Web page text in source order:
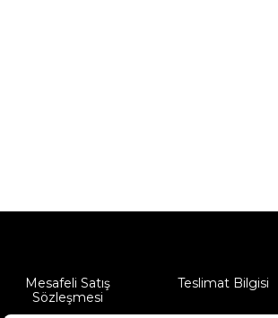
Mesafeli Satış
Sözleşmesi
Teslimat Bilgisi